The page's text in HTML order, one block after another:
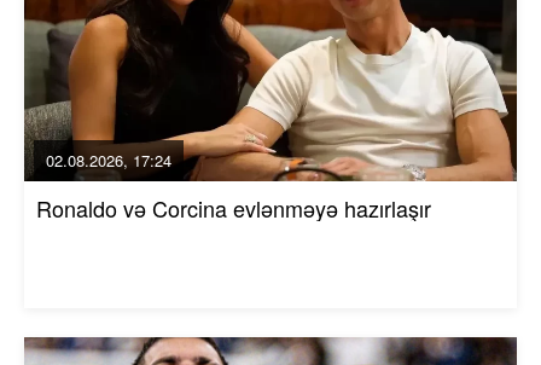
02.08.2026, 17:24
Ronaldo və Corcina evlənməyə hazırlaşır